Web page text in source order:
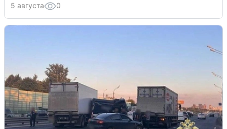
5 августа 0